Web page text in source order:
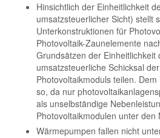
Hinsichtlich der Einheitlichkeit
umsatzsteuerlicher Sicht) stellt
Unterkonstruktionen für
Photovoltaik-Zaunelemente
Grundsätzen der Einheitlichkeit
umsatzsteuerliche Schicksal
Photovoltaikmoduls teilen.
so, da nur
als unselbständige
Photovoltaikmodulen unter den
Wärmepumpen fallen nicht